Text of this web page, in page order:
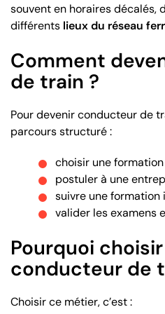
souvent en horaires décalés,
différents lieux du réseau
Comment
de train ?
Pour devenir conducteur de
parcours structuré :
choisir une
postuler à une
suivre une formation
valider les examens
Pourquoi
conducteur de
Choisir ce métier, c’est :